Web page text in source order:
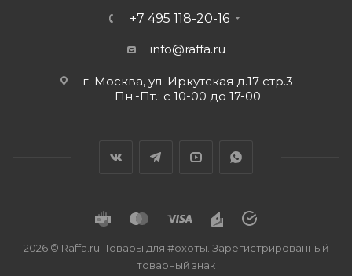
+7 495 118-20-16
info@raffa.ru
г. Москва, ул. Иркутская д.17 стр.3
Пн.-Пт.: с 10-00 до 17-00
2026 © Raffa.ru: Товары для #охоты. Зарегистрированный
товарный знак